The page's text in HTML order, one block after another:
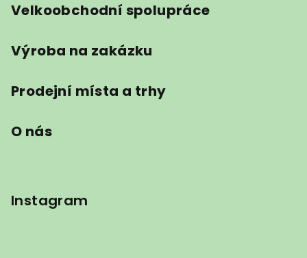
Velkoobchodní spolupráce
Výroba na zakázku
Prodejní místa a trhy
O nás
Instagram